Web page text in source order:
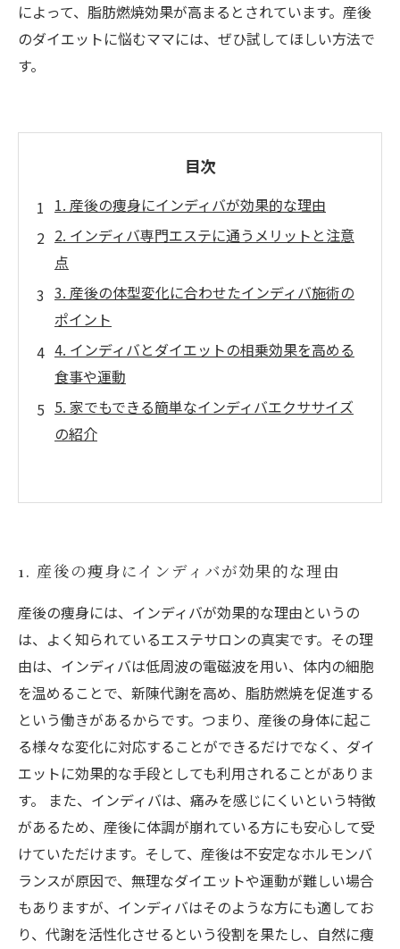
によって、脂肪燃焼効果が高まるとされています。産後
のダイエットに悩むママには、ぜひ試してほしい方法で
す。
目次
1. 産後の痩身にインディバが効果的な理由
2. インディバ専門エステに通うメリットと注意
点
3. 産後の体型変化に合わせたインディバ施術の
ポイント
4. インディバとダイエットの相乗効果を高める
食事や運動
5. 家でもできる簡単なインディバエクササイズ
の紹介
1. 産後の痩身にインディバが効果的な理由
産後の痩身には、インディバが効果的な理由というの
は、よく知られているエステサロンの真実です。その理
由は、インディバは低周波の電磁波を用い、体内の細胞
を温めることで、新陳代謝を高め、脂肪燃焼を促進する
という働きがあるからです。つまり、産後の身体に起こ
る様々な変化に対応することができるだけでなく、ダイ
エットに効果的な手段としても利用されることがありま
す。 また、インディバは、痛みを感じにくいという特徴
があるため、産後に体調が崩れている方にも安心して受
けていただけます。そして、産後は不安定なホルモンバ
ランスが原因で、無理なダイエットや運動が難しい場合
もありますが、インディバはそのような方にも適してお
り、代謝を活性化させるという役割を果たし、自然に痩